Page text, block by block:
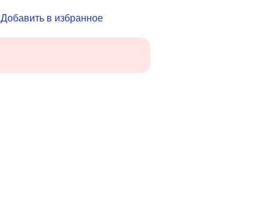
Добавить в избранное